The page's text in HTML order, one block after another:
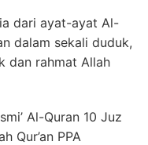
dari ayat-ayat Al-
dalam sekali duduk,
dan rahmat Allah
Al-Quran 10 Juz
Qur’an PPA